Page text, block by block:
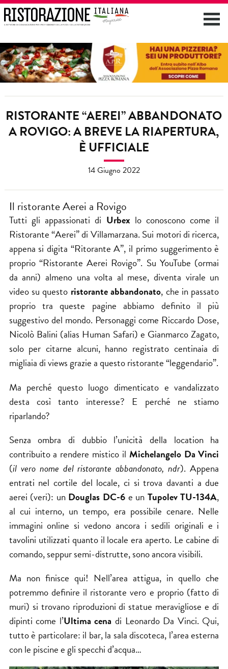
RISTORANTE “AEREI” ABBANDONATO
A ROVIGO: A BREVE LA RIAPERTURA,
È UFFICIALE
14 Giugno 2022
Il ristorante Aerei a Rovigo
Tutti gli appassionati di Urbex lo conoscono come il
Ristorante “Aerei” di Villamarzana. Sui motori di ricerca,
appena si digita “Ritorante A”, il primo suggerimento è
proprio “Ristorante Aerei Rovigo”. Su YouTube (ormai
da anni) almeno una volta al mese, diventa virale un
video su questo ristorante abbandonato, che in passato
proprio tra queste pagine abbiamo definito il più
suggestivo del mondo. Personaggi come Riccardo Dose,
Nicolò Balini (alias Human Safari) e Gianmarco Zagato,
solo per citarne alcuni, hanno registrato centinaia di
migliaia di views grazie a questo ristorante “leggendario”.
Ma perché questo luogo dimenticato e vandalizzato
desta così tanto interesse? E perché ne stiamo
riparlando?
Senza ombra di dubbio l’unicità della location ha
contribuito a rendere mistico il Michelangelo Da Vinci
(il vero nome del ristorante abbandonato, ndr). Appena
entrati nel cortile del locale, ci si trova davanti a due
aerei (veri): un Douglas DC-6 e un Tupolev TU-134A,
al cui interno, un tempo, era possibile cenare. Nelle
immagini online si vedono ancora i sedili originali e i
tavolini utilizzati quanto il locale era aperto. Le cabine di
comando, seppur semi-distrutte, sono ancora visibili.
Ma non finisce qui! Nell’area attigua, in quello che
potremmo definire il ristorante vero e proprio (fatto di
muri) si trovano riproduzioni di statue meravigliose e di
dipinti come l’Ultima cena di Leonardo Da Vinci. Qui,
tutto è particolare: il bar, la sala discoteca, l’area esterna
con le piscine e gli specchi d’acqua…